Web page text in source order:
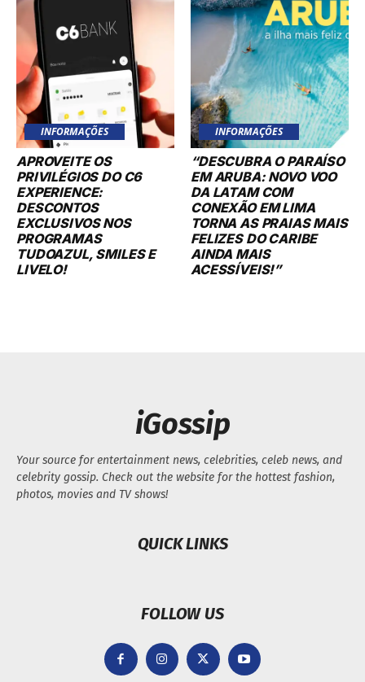
INFORMAÇÕES
APROVEITE OS
PRIVILÉGIOS DO C6
EXPERIENCE:
DESCONTOS
EXCLUSIVOS NOS
PROGRAMAS
TUDOAZUL, SMILES E
LIVELO!
INFORMAÇÕES
“DESCUBRA O PARAÍSO
EM ARUBA: NOVO VOO
DA LATAM COM
CONEXÃO EM LIMA
TORNA AS PRAIAS MAIS
FELIZES DO CARIBE
AINDA MAIS
ACESSÍVEIS!”
iGossip
Your source for entertainment news, celebrities, celeb news, and
celebrity gossip. Check out the website for the hottest fashion,
photos, movies and TV shows!
QUICK LINKS
FOLLOW US